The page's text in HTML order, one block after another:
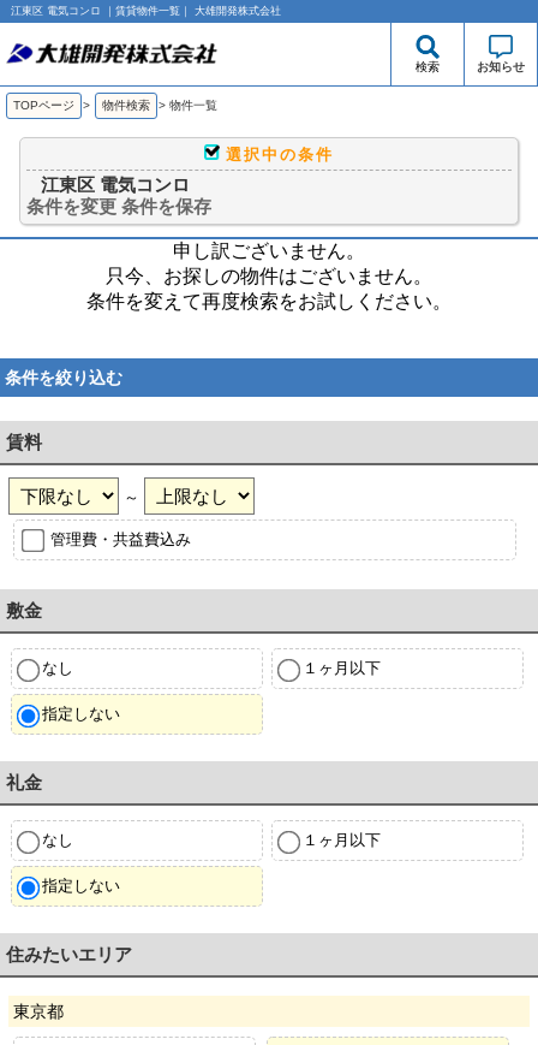
江東区 電気コンロ ｜賃貸物件一覧｜ 大雄開発株式会社
検索 お知らせ
TOPページ > 物件検索 > 物件一覧
選択中の条件
江東区 電気コンロ
条件を変更 条件を保存
申し訳ございません。
只今、お探しの物件はございません。
条件を変えて再度検索をお試しください。
条件を絞り込む
賃料
～
管理費・共益費込み
敷金
なし １ヶ月以下
指定しない
礼金
なし １ヶ月以下
指定しない
住みたいエリア
東京都